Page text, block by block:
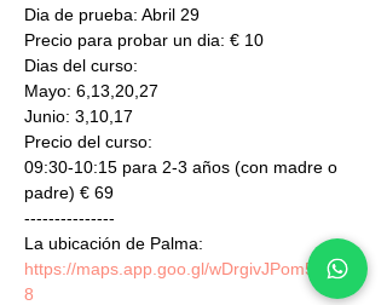
Dia de prueba: Abril 29
Precio para probar un dia: € 10
Dias del curso:
Mayo: 6,13,20,27
Junio: 3,10,17
Precio del curso:
09:30-10:15 para 2-3 años (con madre o
padre) € 69
---------------
La ubicación de Palma:
https://maps.app.goo.gl/wDrgivJPom5epUtk
8